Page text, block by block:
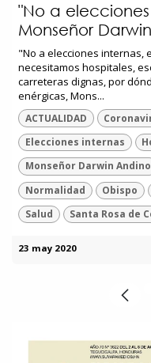
"No a
Monseñor
"No a elecciones internas,
necesitamos hospitales,
carreteras dignas, por
enérgicas, Mons...
ACTUALIDAD
Elecciones internas
Monseñor Darwin Andino
Normalidad
Obispo
Salud
Santa Rosa de
23 may 2020